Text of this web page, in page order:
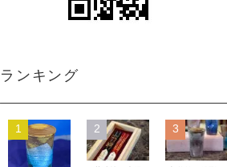
ランキング
1 2 3